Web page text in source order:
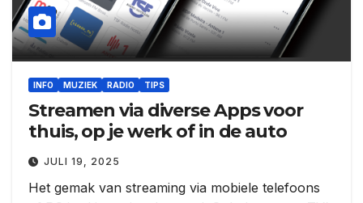
INFO MUZIEK RADIO TIPS
Streamen via diverse Apps voor
thuis, op je werk of in de auto
JULI 19, 2025
Het gemak van streaming via mobiele telefoons